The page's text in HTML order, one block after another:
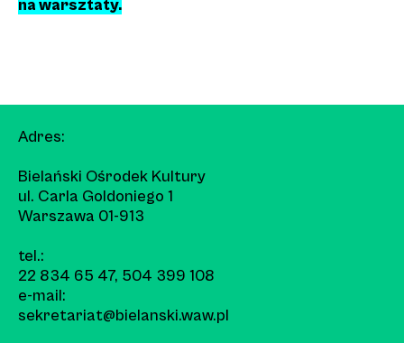
na warsztaty.
Adres:
Bielański Ośrodek Kultury
ul. Carla Goldoniego 1
Warszawa 01-913
tel.:
22 834 65 47, 504 399 108
e-mail:
sekretariat@bielanski.waw.pl